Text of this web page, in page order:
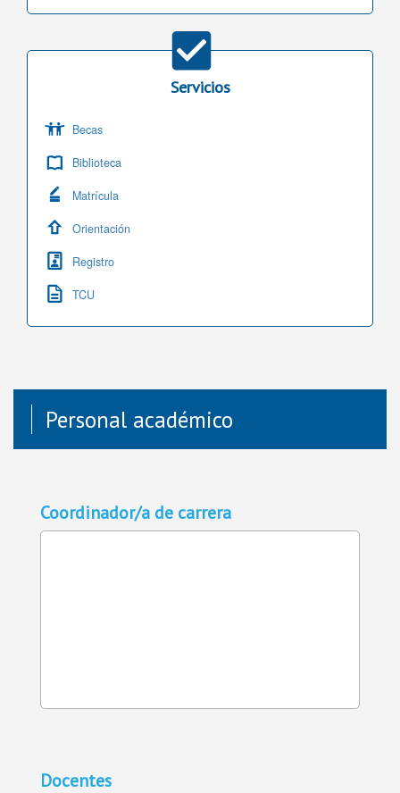
Servicios
Becas
Biblioteca
Matrícula
Orientación
Registro
TCU
Personal académico
Coordinador/a de carrera
Docentes